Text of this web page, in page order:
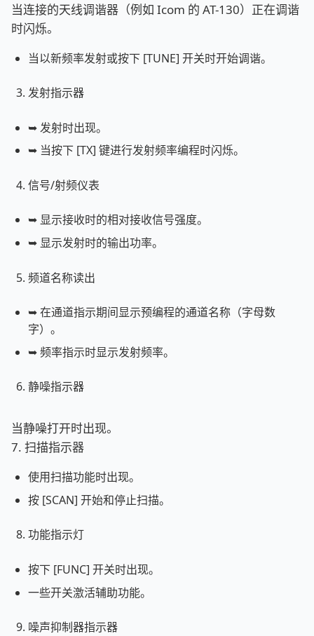
当连接的天线调谐器（例如 Icom 的 AT-130）正在调谐
时闪烁。
当以新频率发射或按下 [TUNE] 开关时开始调谐。
发射指示器
➥ 发射时出现。
➥ 当按下 [TX] 键进行发射频率编程时闪烁。
信号/射频仪表
➥ 显示接收时的相对接收信号强度。
➥ 显示发射时的输出功率。
频道名称读出
➥ 在通道指示期间显示预编程的通道名称（字母数
字）。
➥ 频率指示时显示发射频率。
静噪指示器
当静噪打开时出现。
7. 扫描指示器
使用扫描功能时出现。
按 [SCAN] 开始和停止扫描。
功能指示灯
按下 [FUNC] 开关时出现。
一些开关激活辅助功能。
噪声抑制器指示器